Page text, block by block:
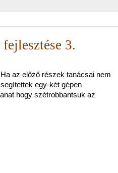
3.
Ha az előző részek tanácsai nem
segítettek egy-két gépen
hogy szétrobbantsuk az